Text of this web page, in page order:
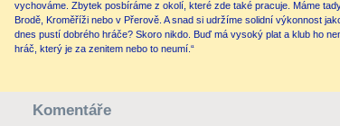
vychováme. Zbytek posbíráme z okolí, které zde také pracuje. Máme
Brodě, Kroměříži nebo v Přerově. A snad si udržíme solidní výkonnost
dnes pustí dobrého hráče? Skoro nikdo. Buď má vysoký plat a klub ho
hráč, který je za zenitem nebo to neumí.“
Komentáře